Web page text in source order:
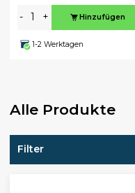
- + Hinzufügen
1-2 Werktagen
Alle Produkte
Filter